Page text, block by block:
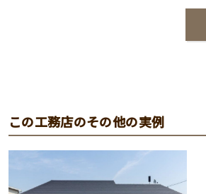
この工務店のその他の実例